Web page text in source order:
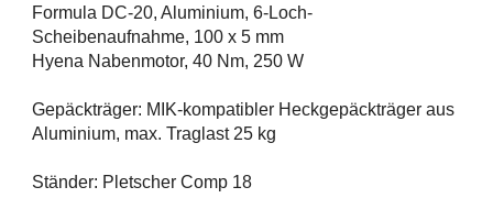
Formula DC-20, Aluminium, 6-Loch-
Scheibenaufnahme, 100 x 5 mm
Hyena Nabenmotor, 40 Nm, 250 W
Gepäckträger: MIK-kompatibler Heckgepäckträger aus
Aluminium, max. Traglast 25 kg
Ständer: Pletscher Comp 18